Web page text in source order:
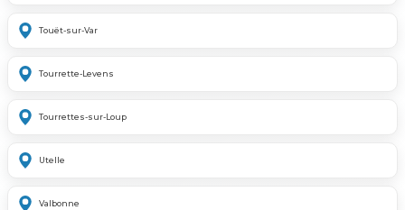
Touët-sur-Var
Tourrette-Levens
Tourrettes-sur-Loup
Utelle
Valbonne